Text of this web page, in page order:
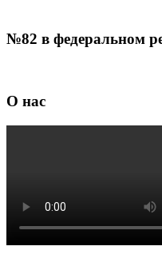
№82 в федеральном
О нас